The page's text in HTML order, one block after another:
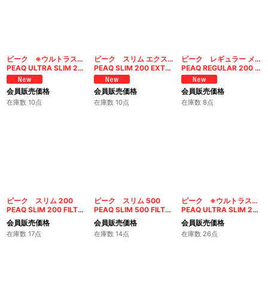
ピーク ※ウルトラスリム※ エクストリームメンソール200
PEAQ ULTRA SLIM 200 EXTREME MENTHOL FILTERS
会員販売価格
在庫数 10点
ピーク スリム エクストリームメンソール200
PEAQ SLIM 200 EXTREME MENTHOL FILTERS
会員販売価格
在庫数 10点
ピーク レギュラー メンソール200
PEAQ REGULAR 200 MENTHOL FILTERS
会員販売価格
在庫数 8点
ピーク スリム 200
PEAQ SLIM 200 FILTERS
会員販売価格
在庫数 17点
ピーク スリム 500
PEAQ SLIM 500 FILTERS
会員販売価格
在庫数 14点
ピーク ※ウルトラスリム※ 200
PEAQ ULTRA SLIM 200 FILTERS
会員販売価格
在庫数 26点